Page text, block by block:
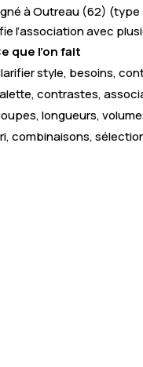
à Outreau (62) (type
l’association avec
que l’on fait
style, besoins,
contrastes,
longueurs,
combinaisons,